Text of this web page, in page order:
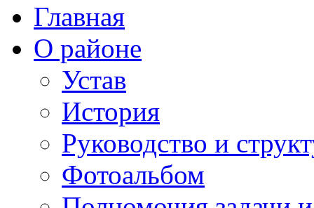
Главная
О районе
Устав
История
Руководство и
Фотоальбом